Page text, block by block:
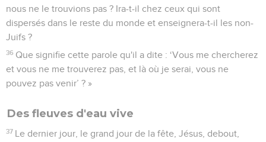
nous ne le trouvions pas ? Ira-t-il chez ceux qui sont
dispersés dans le reste du monde et enseignera-t-il les non-
Juifs ?
36 Que signifie cette parole qu'il a dite : ‘Vous me chercherez
et vous ne me trouverez pas, et là où je serai, vous ne
pouvez pas venir’ ? »
Des fleuves d'eau vive
37 Le dernier jour, le grand jour de la fête, Jésus, debout,